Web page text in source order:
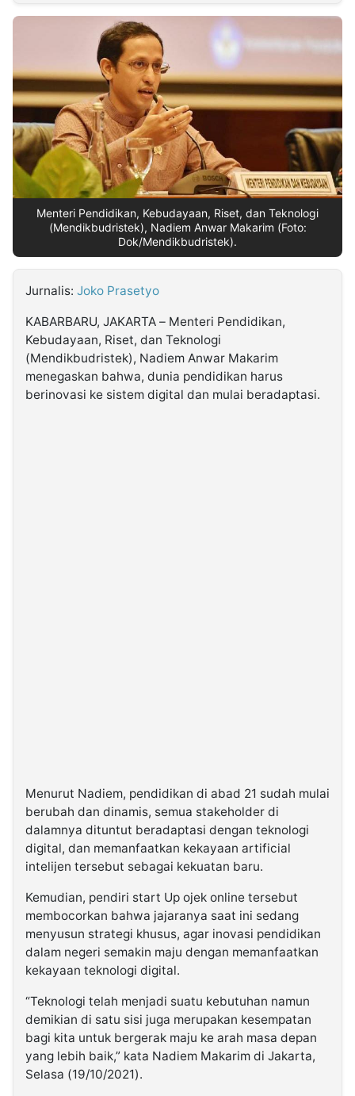
INDONESIA
Partner
Insight
NTB
Suara
Time
Lens
IDN
Daily
Jogja
Jalan
Rakyat
Idealita
News
Notice
Dinamikapost.com
Radar
Baru
Seedbacklink
Follow
Kabarbaru
Menteri Pendidikan, Kebudayaan, Riset, dan Teknologi
(Mendikbudristek), Nadiem Anwar Makarim (Foto:
Dok/Mendikbudristek).
Jurnalis: Joko Prasetyo
KABARBARU, JAKARTA – Menteri Pendidikan,
Kebudayaan, Riset, dan Teknologi
(Mendikbudristek), Nadiem Anwar Makarim
menegaskan bahwa, dunia pendidikan harus
berinovasi ke sistem digital dan mulai beradaptasi.
Menurut Nadiem, pendidikan di abad 21 sudah mulai
berubah dan dinamis, semua stakeholder di
dalamnya dituntut beradaptasi dengan teknologi
digital, dan memanfaatkan kekayaan artificial
intelijen tersebut sebagai kekuatan baru.
Kemudian, pendiri start Up ojek online tersebut
membocorkan bahwa jajaranya saat ini sedang
menyusun strategi khusus, agar inovasi pendidikan
dalam negeri semakin maju dengan memanfaatkan
kekayaan teknologi digital.
“Teknologi telah menjadi suatu kebutuhan namun
demikian di satu sisi juga merupakan kesempatan
bagi kita untuk bergerak maju ke arah masa depan
yang lebih baik,” kata Nadiem Makarim di Jakarta,
Selasa (19/10/2021).